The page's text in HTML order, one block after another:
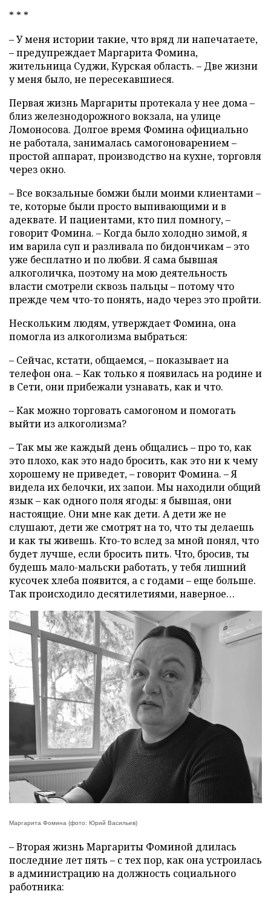
* * *
– У меня истории такие, что вряд ли напечатаете,
– предупреждает Маргарита Фомина,
жительница Суджи, Курская область. – Две жизни
у меня было, не пересекавшиеся.
Первая жизнь Маргариты протекала у нее дома –
близ железнодорожного вокзала, на улице
Ломоносова. Долгое время Фомина официально
не работала, занималась самогоноварением –
простой аппарат, производство на кухне, торговля
через окно.
– Все вокзальные бомжи были моими клиентами –
те, которые были просто выпивающими и в
адеквате. И пациентами, кто пил помногу, –
говорит Фомина. – Когда было холодно зимой, я
им варила суп и разливала по бидончикам – это
уже бесплатно и по любви. Я сама бывшая
алкоголичка, поэтому на мою деятельность
власти смотрели сквозь пальцы – потому что
прежде чем что-то понять, надо через это пройти.
Нескольким людям, утверждает Фомина, она
помогла из алкоголизма выбраться:
– Сейчас, кстати, общаемся, – показывает на
телефон она. – Как только я появилась на родине и
в Сети, они прибежали узнавать, как и что.
– Как можно торговать самогоном и помогать
выйти из алкоголизма?
– Так мы же каждый день общались – про то, как
это плохо, как это надо бросить, как это ни к чему
хорошему не приведет, – говорит Фомина. – Я
видела их белочки, их запои. Мы находили общий
язык – как одного поля ягоды: я бывшая, они
настоящие. Они мне как дети. А дети же не
слушают, дети же смотрят на то, что ты делаешь
и как ты живешь. Кто-то вслед за мной понял, что
будет лучше, если бросить пить. Что, бросив, ты
будешь мало-мальски работать, у тебя лишний
кусочек хлеба появится, а с годами – еще больше.
Так происходило десятилетиями, наверное…
Маргарита Фомина (фото: Юрий Васильев)
– Вторая жизнь Маргариты Фоминой длилась
последние лет пять – с тех пор, как она устроилась
в администрацию на должность социального
работника: